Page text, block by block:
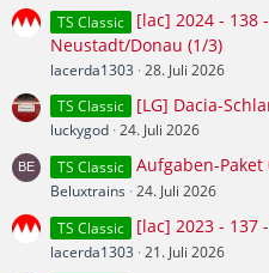
TS Classic
[lac] 2024 - 138
Neustadt/Donau (1/3)
lacerda1303 28. Juli 2026
TS Classic
[LG] Dacia-
luckygod 24. Juli 2026
TS Classic Aufgaben-
Beluxtrains 24. Juli 2026
TS Classic
[lac] 2023 - 137
lacerda1303 21. Juli 2026